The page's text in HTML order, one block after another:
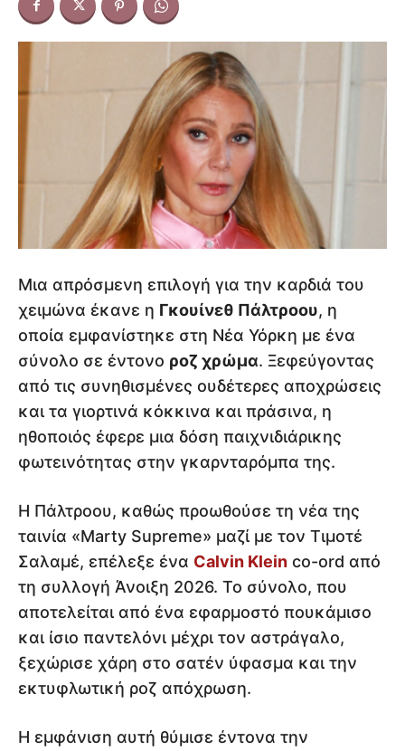
Μια απρόσμενη επιλογή για την καρδιά του
χειμώνα έκανε η Γκουίνεθ Πάλτροου, η
οποία εμφανίστηκε στη Νέα Υόρκη με ένα
σύνολο σε έντονο ροζ χρώμα. Ξεφεύγοντας
από τις συνηθισμένες ουδέτερες αποχρώσεις
και τα γιορτινά κόκκινα και πράσινα, η
ηθοποιός έφερε μια δόση παιχνιδιάρικης
φωτεινότητας στην γκαρνταρόμπα της.
Η Πάλτροου, καθώς προωθούσε τη νέα της
ταινία «Marty Supreme» μαζί με τον Τιμοτέ
Σαλαμέ, επέλεξε ένα Calvin Klein co-ord από
τη συλλογή Άνοιξη 2026. Το σύνολο, που
αποτελείται από ένα εφαρμοστό πουκάμισο
και ίσιο παντελόνι μέχρι τον αστράγαλο,
ξεχώρισε χάρη στο σατέν ύφασμα και την
εκτυφλωτική ροζ απόχρωση.
Η εμφάνιση αυτή θύμισε έντονα την